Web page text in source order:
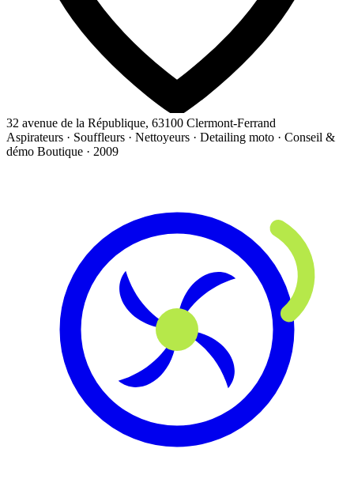
32 avenue de la République, 63100 Clermont-Ferrand
Aspirateurs · Souffleurs · Nettoyeurs · Detailing moto · Conseil &
démo Boutique · 2009